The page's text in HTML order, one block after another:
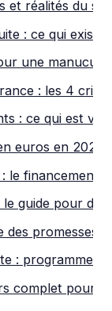
et réalités du
: ce qui existe
une
: les 4
: ce qui est
euros en 2026
le financement
guide pour
promesses
: programme,
complet pour